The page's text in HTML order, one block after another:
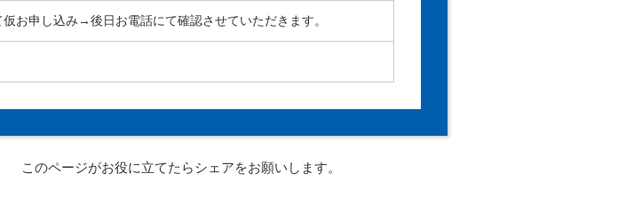
お申し込み→後日お電話にて確認させていただきます。
このページがお役に立てたらシェアをお願いします。